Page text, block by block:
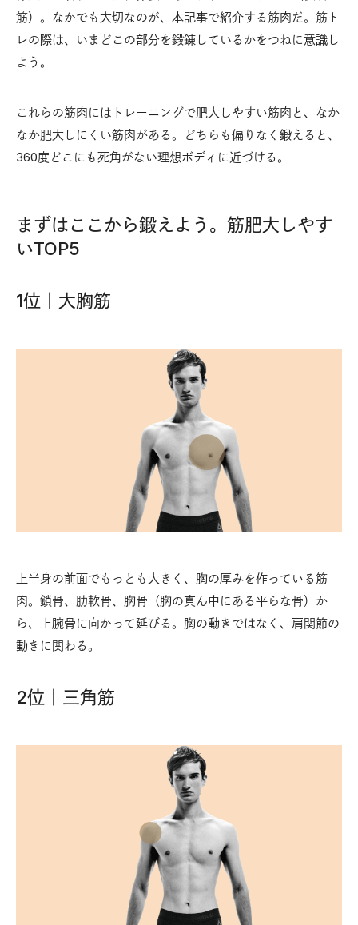
筋）。なかでも大切なのが、本記事で紹介する筋肉だ。筋ト
レの際は、いまどこの部分を鍛錬しているかをつねに意識し
よう。
これらの筋肉にはトレーニングで肥大しやすい筋肉と、なか
なか肥大しにくい筋肉がある。どちらも偏りなく鍛えると、
360度どこにも死角がない理想ボディに近づける。
まずはここから鍛えよう。筋肥大しやす
いTOP5
1位｜大胸筋
上半身の前面でもっとも大きく、胸の厚みを作っている筋
肉。鎖骨、肋軟骨、胸骨（胸の真ん中にある平らな骨）か
ら、上腕骨に向かって延びる。胸の動きではなく、肩関節の
動きに関わる。
2位｜三角筋